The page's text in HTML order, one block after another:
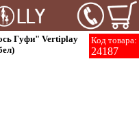
Код товара:
24187
Гуфи" Vertiplay